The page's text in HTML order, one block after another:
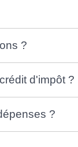
?
d'impôt ?
?